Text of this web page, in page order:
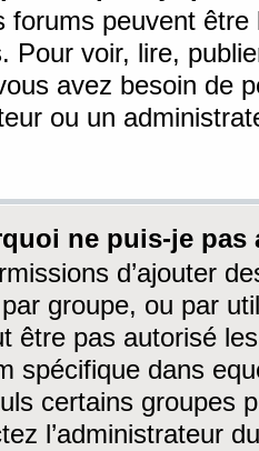
forums peuvent être
Pour voir, lire,
avez besoin de
ou un
ne puis-je
d’ajouter
groupe, ou par
être pas autorisé
spécifique dans
certains groupes
l’administrateur